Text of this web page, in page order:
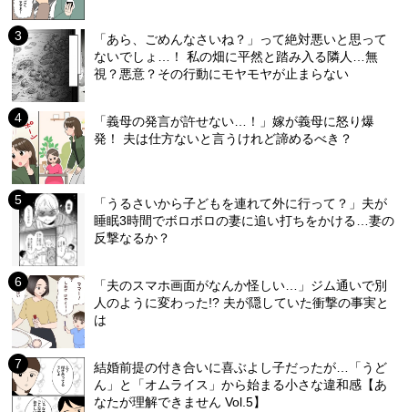
「あら、ごめんなさいね？」って絶対悪いと思って
ないでしょ…！ 私の畑に平然と踏み入る隣人…無
視？悪意？その行動にモヤモヤが止まらない
「義母の発言が許せない…！」嫁が義母に怒り爆
発！ 夫は仕方ないと言うけれど諦めるべき？
「うるさいから子どもを連れて外に行って？」夫が
睡眠3時間でボロボロの妻に追い打ちをかける…妻の
反撃なるか？
「夫のスマホ画面がなんか怪しい…」ジム通いで別
人のように変わった!? 夫が隠していた衝撃の事実と
は
結婚前提の付き合いに喜ぶよし子だったが…「うど
ん」と「オムライス」から始まる小さな違和感【あ
なたが理解できません Vol.5】